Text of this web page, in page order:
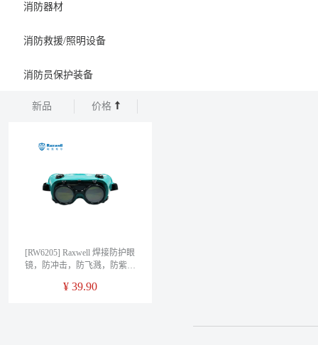
消防器材
消防救援/照明设备
消防员保护装备
新品 价格
[RW6205] Raxwell 焊接防护眼
镜，防冲击，防飞溅，防紫外
¥ 39.90